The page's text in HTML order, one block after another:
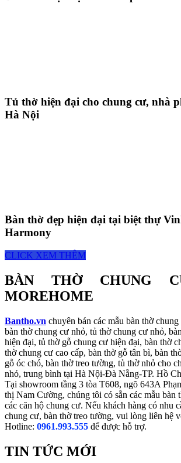
Tủ thờ hiện đại cho chung cư, nhà
Hà Nội
Bàn thờ đẹp hiện đại tại biệt thự
Harmony
CLICK XEM THÊM
BÀN THỜ CHUNG
MOREHOME
Bantho.vn chuyên bán các mẫu bàn thờ
bàn thờ chung cư nhỏ, tủ thờ chung cư nhỏ,
hiện đại, tủ thờ gỗ chung cư hiện đại, bàn thờ
thờ chung cư cao cấp, bàn thờ gỗ tân bì, bàn
gỗ óc chó, bàn thờ treo tường, tủ thờ nhỏ cho
nhỏ, trung bình tại Hà Nội-Đà Nẵng-TP. Hồ
Tại showroom tầng 3 tòa T608, ngõ 643A
thị Nam Cường, chúng tôi có sẵn các mẫu bàn
các căn hộ chung cư. Nếu khách hàng có nhu
chung cư, bàn thờ treo tường, vui lòng liên hệ
Hotline: 0961.993.555 để được hỗ trợ.
TIN TỨC MỚI